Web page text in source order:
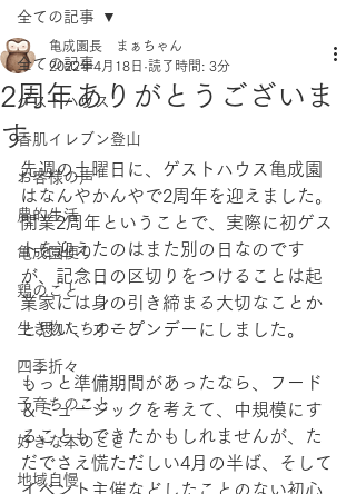
全ての記事
ゲストハウス
香肌イレブン登山
お客様の声
農的生活
亀成園便り
鶏のこと
生き物たちのこと
四季折々
子育ちのこと
好きな本のこと
地域自慢
全ての記事
2周年ありがとうございま
す
亀成園長 まぁちゃん
2022年4月18日 読了時間: 3分
先週の土曜日に、ゲストハウス亀成園
はなんやかんやで2周年を迎えました。
開業2周年ということで、実際に初ゲス
トを迎えたのはまた別の日なのです
が、記念日の区切りをつけることは起
業家には身の引き締まる大切なことか
と思い、オープンデーにしました。
もっと準備期間があったなら、フード
＆ミュージックを考えて、中規模にす
ることもできたかもしれませんが、た
だでさえ慌ただしい4月の半ば、そして
イベント主催などしたことのない初心